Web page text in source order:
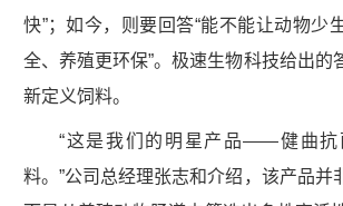
快”；如今，则要回答“能不能让动物少
全、养殖更环保”。极速生物科技给出的
新定义饲料。
“这是我们的明星产品——健曲抗
料。”公司总经理张志和介绍，该产品并